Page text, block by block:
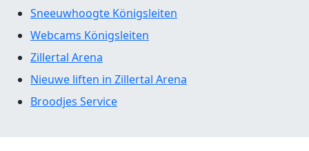
Sneeuwhoogte Königsleiten
Webcams Königsleiten
Zillertal Arena
Nieuwe liften in Zillertal Arena
Broodjes Service